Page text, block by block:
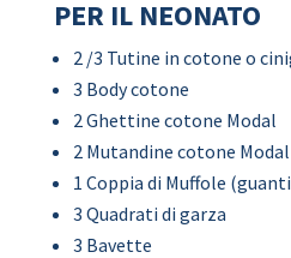
PER IL NEONATO
2 /3 Tutine in cotone o
3 Body cotone
2 Ghettine cotone Modal
2 Mutandine cotone Modal
1 Coppia di Muffole
3 Quadrati di garza
3 Bavette